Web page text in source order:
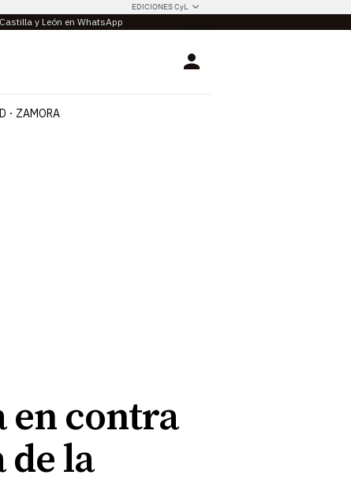
EDICIONES CyL
y León en WhatsApp
Login
ZAMORA
en contra
de la